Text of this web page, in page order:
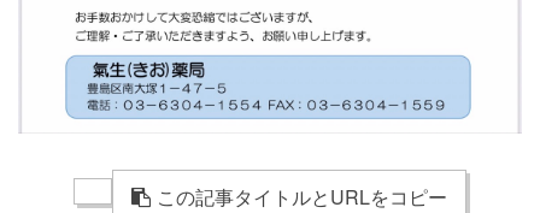
この記事タイトルとURLをコピー